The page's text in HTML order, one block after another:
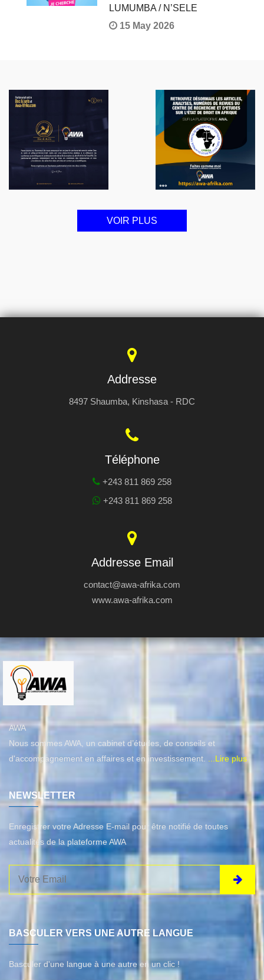
LUMUMBA / N’SELE
15 May 2026
VOIR PLUS
Addresse
8497 Shaumba, Kinshasa - RDC
Téléphone
+243 811 869 258
+243 811 869 258
Addresse Email
contact@awa-afrika.com
www.awa-afrika.com
AWA
Nous sommes AWA, un cabinet d’études, de conseils et
d'accompagnement en affaires et en investissement.
...Lire plus
NEWSLETTER
Enregistrer votre Adresse E-mail pour être notifié de toutes
actualités de la plateforme AWA
BASCULER VERS UNE AUTRE LANGUE
Basculer d'une langue à une autre en un clic !